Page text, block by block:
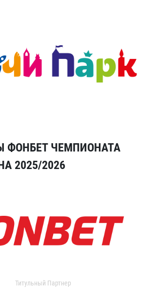
ФОНБЕТ ЧЕМПИОНАТА
2025/2026
Титульный Партнер